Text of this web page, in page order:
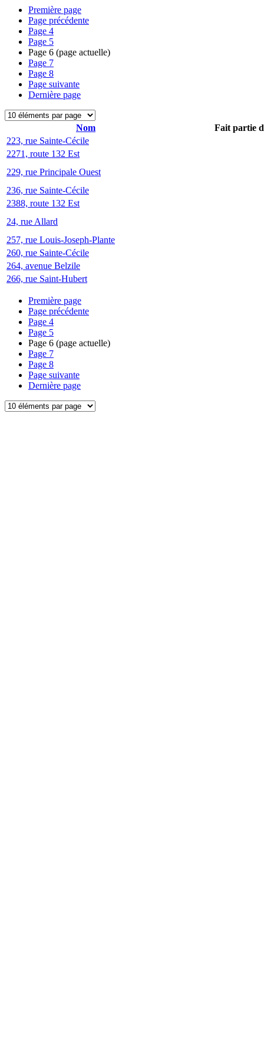
Première page
Page précédente
Page 4
Page 5
Page 6 (page actuelle)
Page 7
Page 8
Page suivante
Dernière page
Nom
Fait partie
223, rue Sainte-Cécile
2271, route 132 Est
229, rue Principale Ouest
236, rue Sainte-Cécile
2388, route 132 Est
24, rue Allard
257, rue Louis-Joseph-Plante
260, rue Sainte-Cécile
264, avenue Belzile
266, rue Saint-Hubert
Première page
Page précédente
Page 4
Page 5
Page 6 (page actuelle)
Page 7
Page 8
Page suivante
Dernière page